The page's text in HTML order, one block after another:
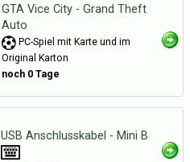
GTA Vice City - Grand Theft
Auto
PC-Spiel mit Karte und im
Original Karton
noch 0 Tage
USB Anschlusskabel - Mini B